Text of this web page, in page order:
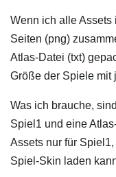
Wenn ich alle
Seiten (png)
Atlas-Datei (txt)
Größe der Spiele mit
Was ich brauche,
Spiel1 und eine
Assets nur für
Spiel-Skin laden